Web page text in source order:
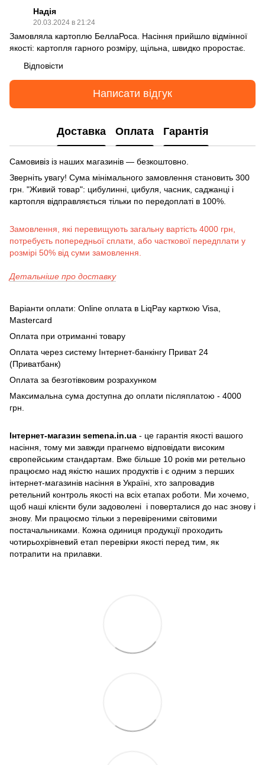
Надія
20.03.2024 в 21:24
Замовляла картоплю БеллаРоса. Насіння прийшло відмінної
якості: картопля гарного розміру, щільна, швидко проростає.
Відповісти
Написати відгук
Доставка Оплата Гарантія
Самовивіз із наших магазинів — безкоштовно.
Зверніть увагу! Сума мінімального замовлення становить 300
грн. "Живий товар": цибулинні, цибуля, часник, саджанці і
картопля відправляється тільки по передоплаті в 100%.
Замовлення, які перевищують загальну вартість 4000 грн,
потребуєть попередньої сплати, або часткової передплати у
розмірі 50% від суми замовлення.
Детальніше про доставку
Варіанти оплати: Online оплата в LiqPay карткою Visa,
Mastercard
Оплата при отриманні товару
Оплата через систему Інтернет-банкінгу Приват 24
(Приватбанк)
Оплата за безготівковим розрахунком
Максимальна сума доступна до оплати післяплатою - 4000
грн.
Інтернет-магазин semena.in.ua - це гарантія якості вашого
насіння, тому ми завжди прагнемо відповідати високим
європейським стандартам. Вже більше 10 років ми ретельно
працюємо над якістю наших продуктів і є одним з перших
інтернет-магазинів насіння в Україні, хто запровадив
ретельний контроль якості на всіх етапах роботи. Ми хочемо,
щоб наші клієнти були задоволені і поверталися до нас знову і
знову. Ми працюємо тільки з перевіреними світовими
постачальниками. Кожна одиниця продукції проходить
чотирьохрівневий етап перевірки якості перед тим, як
потрапити на прилавки.